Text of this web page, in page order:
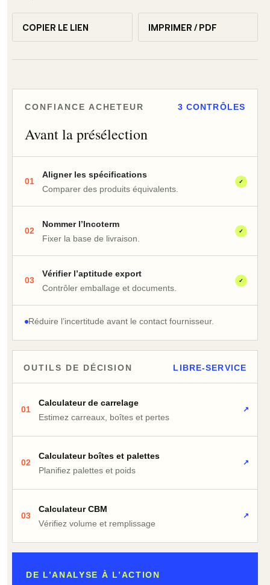
COPIER LE LIEN IMPRIMER / PDF
CONFIANCE ACHETEUR 3 CONTRÔLES
Avant la présélection
01
Aligner les spécifications
Comparer des produits équivalents.
✓
02
Nommer l’Incoterm
Fixer la base de livraison.
✓
03
Vérifier l’aptitude export
Contrôler emballage et documents.
✓
Réduire l’incertitude avant le contact fournisseur.
OUTILS DE DÉCISION LIBRE-SERVICE
01
Calculateur de carrelage
Estimez carreaux, boîtes et pertes
↗
02
Calculateur boîtes et palettes
Planifiez palettes et poids
↗
03
Calculateur CBM
Vérifiez volume et remplissage
↗
DE L’ANALYSE À L’ACTION